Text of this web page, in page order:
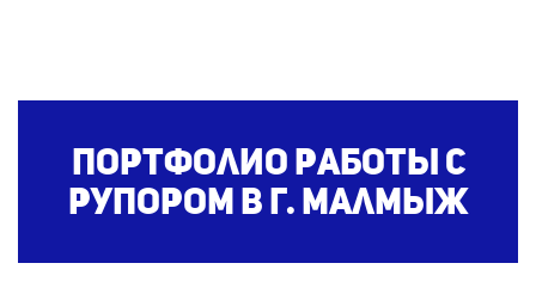
Портфолио работы с
рупоромв г. Малмыж